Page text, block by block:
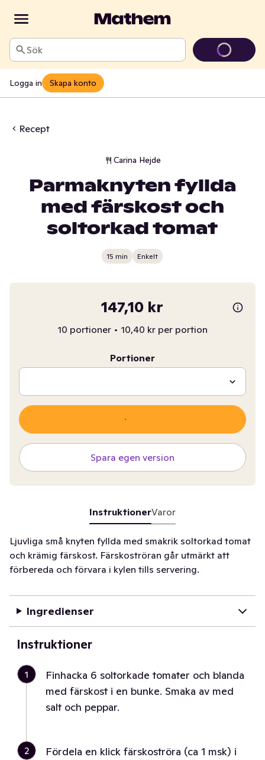
Sök
Logga in Skapa konto
Recept
Carina Hejde
Parmaknyten fyllda
med färskost och
soltorkad tomat
15 min Enkelt
147,10 kr
10 portioner • 10,40 kr per portion
Portioner
Spara egen version
InstruktionerVaror
Ljuvliga små knyten fyllda med smakrik soltorkad tomat
och krämig färskost. Färskoströran går utmärkt att
förbereda och förvara i kylen tills servering.
Ingredienser
Instruktioner
1
Finhacka 6 soltorkade tomater och blanda
med färskost i en bunke. Smaka av med
salt och peppar.
2
Fördela en klick färskoströra (ca 1 msk) i